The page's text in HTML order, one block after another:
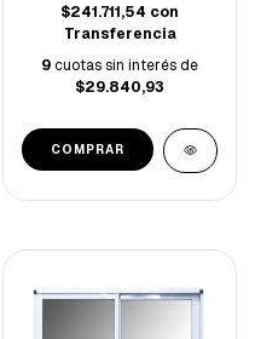
$241.711,54 con
Transferencia
9cuotas sin interés de
$29.840,93